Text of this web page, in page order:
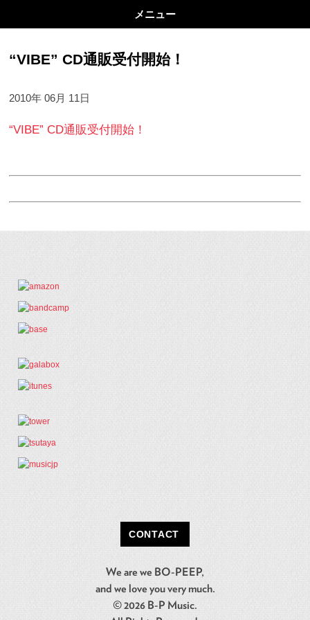
メニュー
“VIBE” CD通販受付開始！
2010年 06月 11日
“VIBE” CD通販受付開始！
CONTACT
We are we BO-PEEP,
and we love you very much.
© 2026 B-P Music.